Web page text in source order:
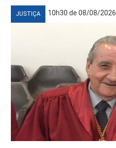
JUSTIÇA 10h30 de 08/08/2026